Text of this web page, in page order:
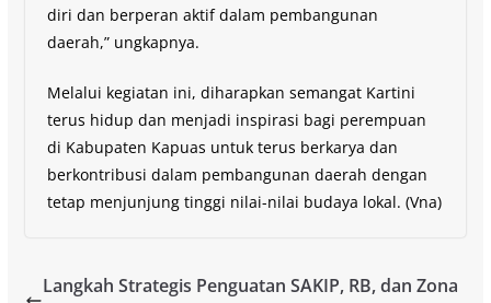
diri dan berperan aktif dalam pembangunan
daerah,” ungkapnya.
Melalui kegiatan ini, diharapkan semangat Kartini
terus hidup dan menjadi inspirasi bagi perempuan
di Kabupaten Kapuas untuk terus berkarya dan
berkontribusi dalam pembangunan daerah dengan
tetap menjunjung tinggi nilai-nilai budaya lokal. (Vna)
Langkah Strategis Penguatan SAKIP, RB, dan Zona